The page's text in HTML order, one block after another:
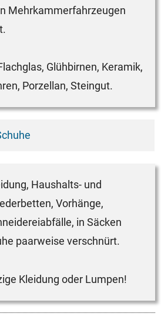
Mehrkammerfahrzeugen
Glühbirnen, Keramik,
Porzellan, Steingut.
Haushalts- und
Vorhänge,
in Säcken
paarweise verschnürt.
Kleidung oder Lumpen!